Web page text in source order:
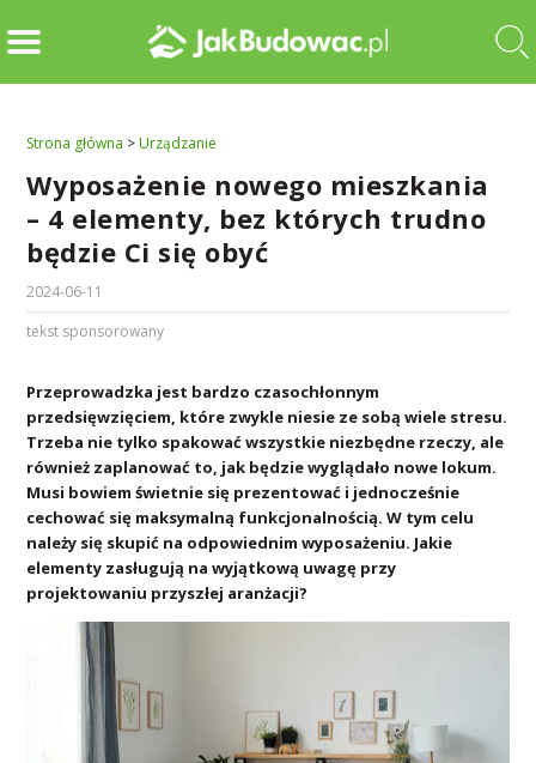
Strona główna >Urządzanie
Wyposażenie nowego mieszkania
– 4 elementy, bez których trudno
będzie Ci się obyć
2024-06-11
tekst sponsorowany
Przeprowadzka jest bardzo czasochłonnym
przedsięwzięciem, które zwykle niesie ze sobą wiele stresu.
Trzeba nie tylko spakować wszystkie niezbędne rzeczy, ale
również zaplanować to, jak będzie wyglądało nowe lokum.
Musi bowiem świetnie się prezentować i jednocześnie
cechować się maksymalną funkcjonalnością. W tym celu
należy się skupić na odpowiednim wyposażeniu. Jakie
elementy zasługują na wyjątkową uwagę przy
projektowaniu przyszłej aranżacji?